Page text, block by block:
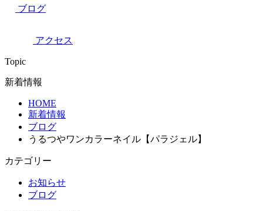
ブログ
アクセス
Topic
新着情報
HOME
新着情報
ブログ
うるつやワンカラーネイル【パラジェル】
カテゴリー
お知らせ
ブログ